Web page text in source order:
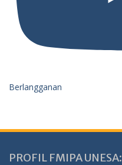
Berlangganan
PROFIL FMIPA UNESA: